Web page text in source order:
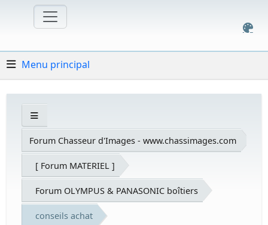
Menu principal
Forum Chasseur d'Images - www.chassimages.com
[ Forum MATERIEL ]
Forum OLYMPUS & PANASONIC boîtiers
conseils achat